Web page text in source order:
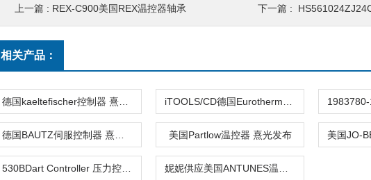
上一篇 : REX-C900美国REX温控器轴承 下一篇 :
相关产品：
美国Partlow温控器 熹光发布